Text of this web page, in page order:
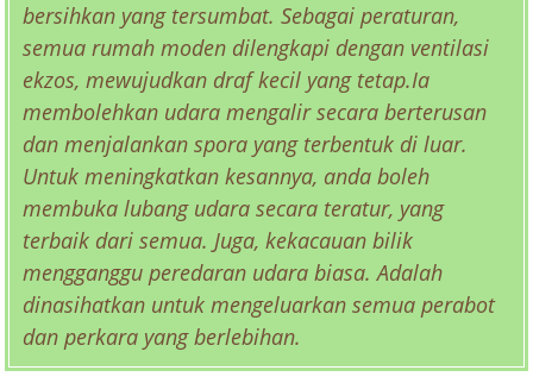
bersihkan yang tersumbat. Sebagai peraturan,
semua rumah moden dilengkapi dengan ventilasi
ekzos, mewujudkan draf kecil yang tetap.Ia
membolehkan udara mengalir secara berterusan
dan menjalankan spora yang terbentuk di luar.
Untuk meningkatkan kesannya, anda boleh
membuka lubang udara secara teratur, yang
terbaik dari semua. Juga, kekacauan bilik
mengganggu peredaran udara biasa. Adalah
dinasihatkan untuk mengeluarkan semua perabot
dan perkara yang berlebihan.